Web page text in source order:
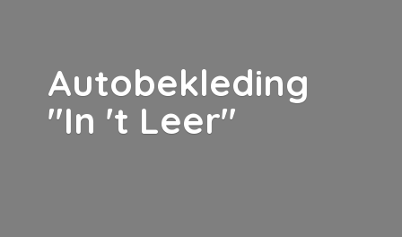
Autobekleding
"In 't Leer"